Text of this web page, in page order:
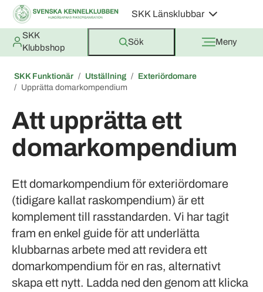
SKK Länsklubbar
SKK
Klubbshop
Sök Meny
SKK Funktionär Utställning
Exteriördomare
Upprätta domarkompendium
Att upprätta ett
domarkompendium
Ett domarkompendium för exteriördomare
(tidigare kallat raskompendium) är ett
komplement till rasstandarden. Vi har tagit
fram en enkel guide för att underlätta
klubbarnas arbete med att revidera ett
domarkompendium för en ras, alternativt
skapa ett nytt. Ladda ned den genom att klicka